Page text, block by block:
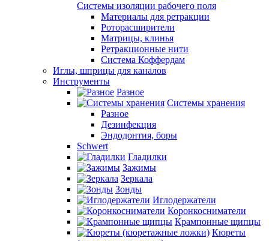
Системы изоляции рабочего поля
Материалы для ретракции
Роторасширители
Матрицы, клинья
Ретракционные нити
Система Коффердам
Иглы, шприцы для каналов
Инструменты
Разное
Системы хранения
Разное
Дезинфекция
Эндодонтия, боры
Schwert
Гладилки
Зажимы
Зеркала
Зонды
Иглодержатели
Коронкосниматели
Крампонные щипцы
Кюреты